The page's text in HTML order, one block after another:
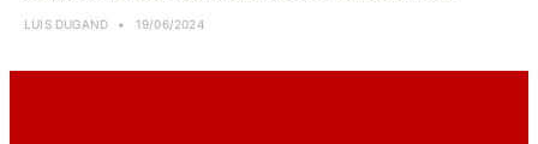
LUIS DUGAND 19/06/2024